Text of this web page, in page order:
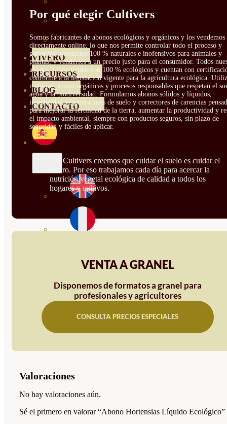
ROSALES
GERANIOS
VIVERO
RECURSOS
BLOG
CONTACTO
Por qué elegir Cultivers
Somos fabricantes de abonos ecológicos y orgánicos y los vendemos
directamente online, lo que nos permite controlar todo el proceso y
garantizar productos 100 % naturales e inofensivos para animales y
plantas, y venderlos a un precio justo para el consumidor. Todos
abonos e insecticidas son 100 % ecológicos y cuentan con
conforme a la legislación vigente para la agricultura ecológica.
materias primas orgánicas y procesos responsables que respetan el
agua y la biodiversidad. Formulamos abonos sólidos y líquidos,
insecticidas, regeneradores de suelo y correctores de carencias
para mejorar la fertilidad de la tierra, aumentar la productividad y
el impacto ambiental, siempre con productos seguros, sin plazo de
seguridad y fáciles de aplicar.
En Cultivers creemos que cuidar el suelo es cuidar el
futuro. Por eso trabajamos cada día para acercar la
nutrición vegetal ecológica de calidad a todos los
hogares y cultivos.
VENTA A GRANEL
Disponemos de formatos a granel para
profesionales y agricultores
CONSULTA PRECIOS ESPECIALES
Valoraciones
No hay valoraciones aún.
Sé el primero en valorar “Abono Hortensias Líquido Ecológico”